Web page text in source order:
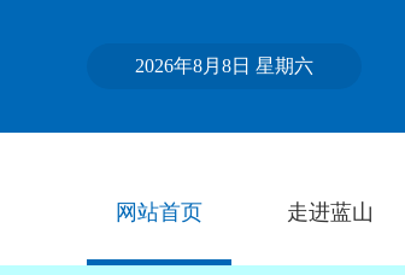
2026年8月8日 星期六
网站首页 走进蓝山